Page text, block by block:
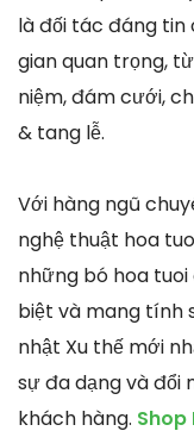
là đối tác đáng
gian quan trọng,
niệm, đám cưới,
& tang lễ.
Với hàng ngũ
nghệ thuật hoa
những bó hoa
biệt và mang tính
nhật Xu thế mới
sự đa dạng và đổi
khách hàng. Shop